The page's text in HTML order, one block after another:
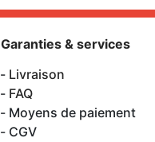
Garanties & services
Livraison
FAQ
Moyens de paiement
CGV